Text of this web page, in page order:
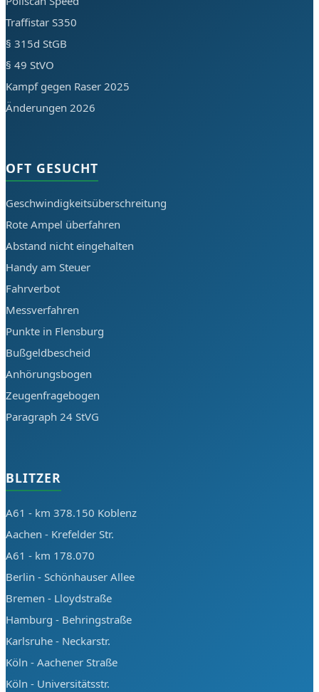
Traffistar S350
§ 315d StGB
§ 49 StVO
Kampf gegen Raser 2025
Änderungen 2026
OFT GESUCHT
Geschwindigkeitsüberschreitung
Rote Ampel überfahren
Abstand nicht eingehalten
Handy am Steuer
Fahrverbot
Messverfahren
Punkte in Flensburg
Bußgeldbescheid
Anhörungsbogen
Zeugenfragebogen
Paragraph 24 StVG
BLITZER
A61 - km 378.150 Koblenz
Aachen - Krefelder Str.
A61 - km 178.070
Berlin - Schönhauser Allee
Bremen - Lloydstraße
Hamburg - Behringstraße
Karlsruhe - Neckarstr.
Köln - Aachener Straße
Köln - Universitätsstr.